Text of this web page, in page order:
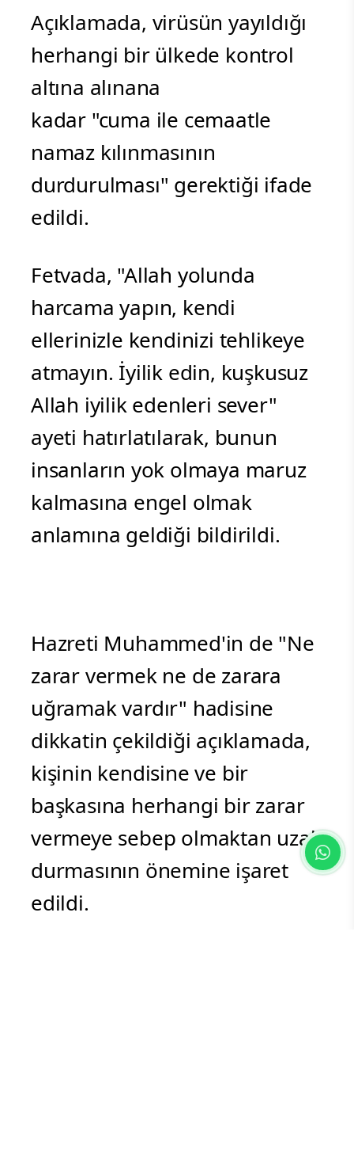
Açıklamada, virüsün yayıldığı
herhangi bir ülkede kontrol
altına alınana
kadar "cuma ile cemaatle
namaz kılınmasının
durdurulması" gerektiği ifade
edildi.
Fetvada, "Allah yolunda
harcama yapın, kendi
ellerinizle kendinizi tehlikeye
atmayın. İyilik edin, kuşkusuz
Allah iyilik edenleri sever"
ayeti hatırlatılarak, bunun
insanların yok olmaya maruz
kalmasına engel olmak
anlamına geldiği bildirildi.
Hazreti Muhammed'in de "Ne
zarar vermek ne de zarara
uğramak vardır" hadisine
dikkatin çekildiği açıklamada,
kişinin kendisine ve bir
başkasına herhangi bir zarar
vermeye sebep olmaktan uzak
durmasının önemine işaret
edildi.